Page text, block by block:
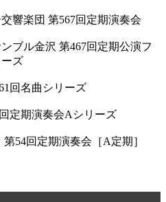
響楽団 第567回定期演奏会
ブル金沢 第467回定期公演フ
ズ
回名曲シリーズ
定期演奏会Aシリーズ
54回定期演奏会［A定期］